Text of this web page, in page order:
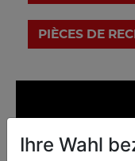
Ihre Wahl